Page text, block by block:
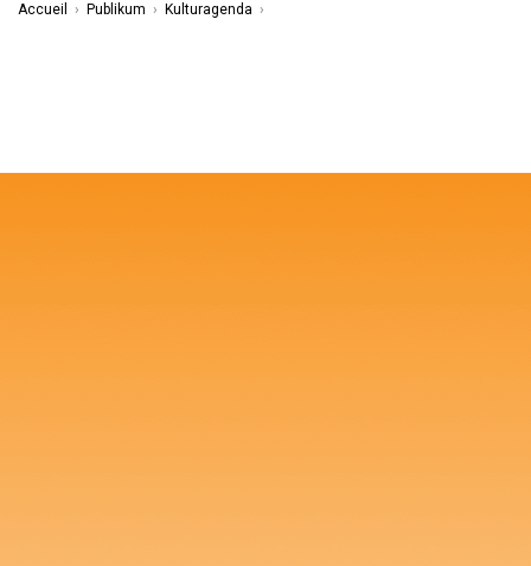
Accueil › Publikum › Kulturagenda ›